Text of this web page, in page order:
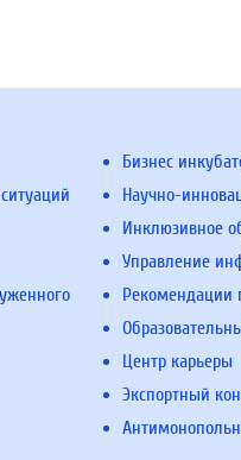
Бизнес
Научно-
Инклюзивное
Управление
Рекомендации
Центр карьеры
Экспортный